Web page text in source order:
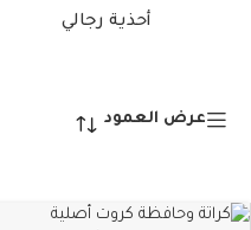
أحذية رجالي
عرض العمود